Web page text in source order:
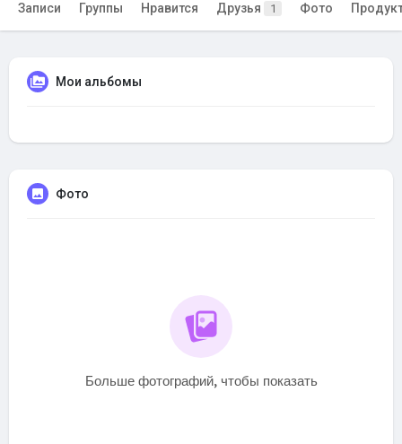
Записи Группы Нравится Друзья 1 Фото
Мои альбомы
Фото
Больше фотографий, чтобы показать